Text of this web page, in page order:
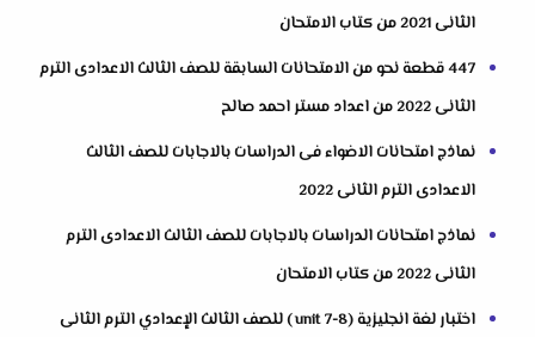
الثانى 2021 من كتاب الامتحان
447 قطعة نحو من الامتحانات السابقة للصف الثالث الاعدادى الترم
الثانى 2022 من اعداد مستر احمد صالح
نماذج امتحانات الاضواء فى الدراسات بالاجابات للصف الثالث
الاعدادى الترم الثانى 2022
نماذج امتحانات الدراسات بالاجابات للصف الثالث الاعدادى الترم
الثانى 2022 من كتاب الامتحان
اختبار لغة انجليزية (unit 7-8 ) للصف الثالث الإعدادي الترم الثانى